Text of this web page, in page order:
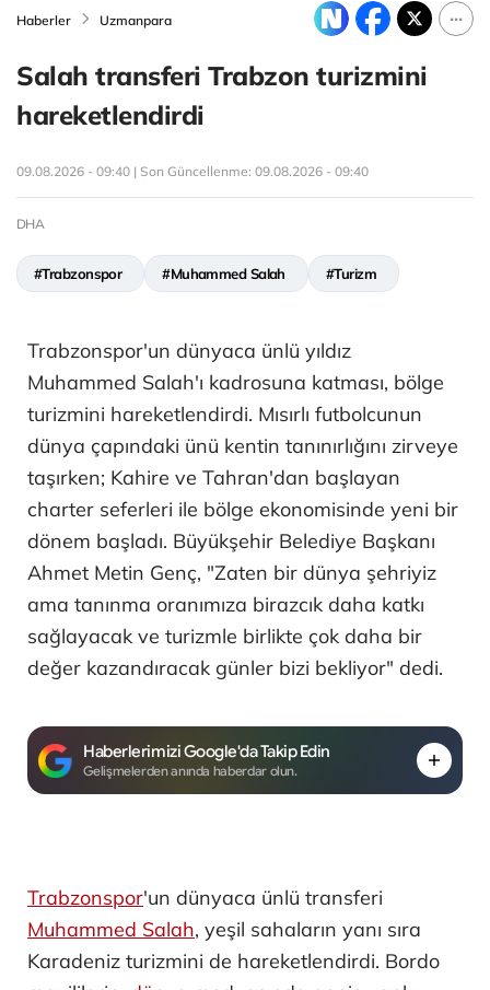
Haberler Uzmanpara
Salah transferi Trabzon turizmini
hareketlendirdi
09.08.2026 - 09:40 | Son Güncellenme: 09.08.2026 - 09:40
DHA
#Trabzonspor #Muhammed Salah #Turizm
Trabzonspor'un dünyaca ünlü yıldız
Muhammed Salah'ı kadrosuna katması, bölge
turizmini hareketlendirdi. Mısırlı futbolcunun
dünya çapındaki ünü kentin tanınırlığını zirveye
taşırken; Kahire ve Tahran'dan başlayan
charter seferleri ile bölge ekonomisinde yeni bir
dönem başladı. Büyükşehir Belediye Başkanı
Ahmet Metin Genç, "Zaten bir dünya şehriyiz
ama tanınma oranımıza birazcık daha katkı
sağlayacak ve turizmle birlikte çok daha bir
değer kazandıracak günler bizi bekliyor" dedi.
Haberlerimizi Google'da Takip Edin
Gelişmelerden anında haberdar olun.
Trabzonspor'un dünyaca ünlü transferi
Muhammed Salah, yeşil sahaların yanı sıra
Karadeniz turizmini de hareketlendirdi. Bordo